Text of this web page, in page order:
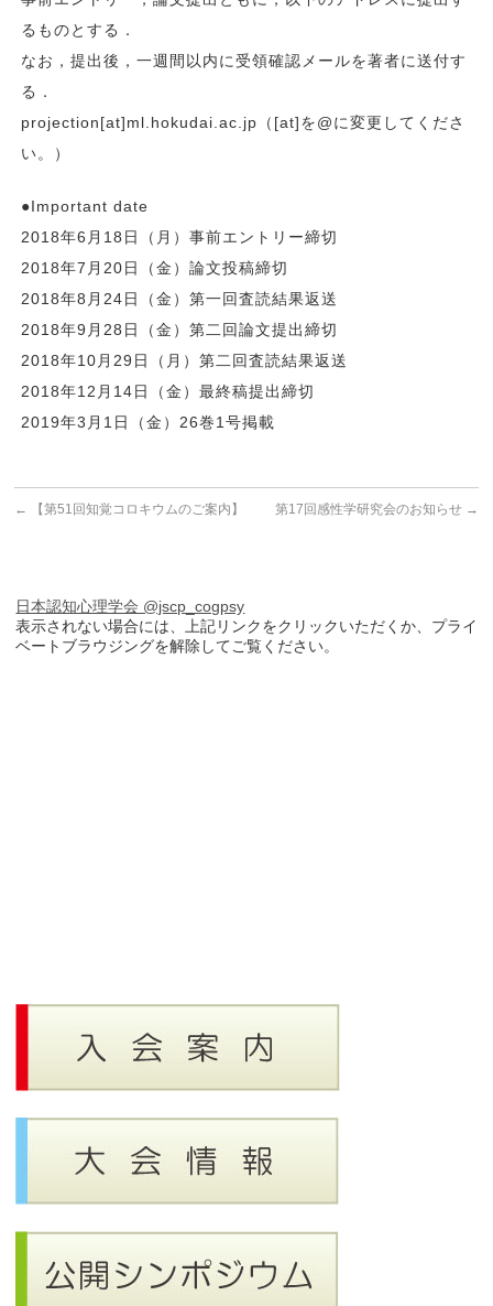
るものとする．
なお，提出後，一週間以内に受領確認メールを著者に送付す
る．
projection[at]ml.hokudai.ac.jp（[at]を@に変更してくださ
い。）
●Important date
2018年6月18日（月）事前エントリー締切
2018年7月20日（金）論文投稿締切
2018年8月24日（金）第一回査読結果返送
2018年9月28日（金）第二回論文提出締切
2018年10月29日（月）第二回査読結果返送
2018年12月14日（金）最終稿提出締切
2019年3月1日（金）26巻1号掲載
← 【第51回知覚コロキウムのご案内】 第17回感性学研究会のお知らせ →
日本認知心理学会 @jscp_cogpsy
表示されない場合には、上記リンクをクリックいただくか、プライ
ベートブラウジングを解除してご覧ください。